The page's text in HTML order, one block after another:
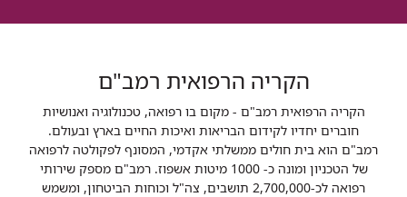
הקריה הרפואית רמב"ם
הקריה הרפואית רמב"ם - מקום בו רפואה, טכנולוגיה ואנושיות
חוברים יחדיו לקידום הבריאות ואיכות החיים בארץ ובעולם.
רמב"ם הוא בית חולים ממשלתי אקדמי, המסונף לפקולטה לרפואה
של הטכניון ומונה כ- 1000 מיטות אשפוז. רמב"ם מספק שירותי
רפואה לכ-2,700,000 תושבים, צה"ל וכוחות הביטחון, ומשמש